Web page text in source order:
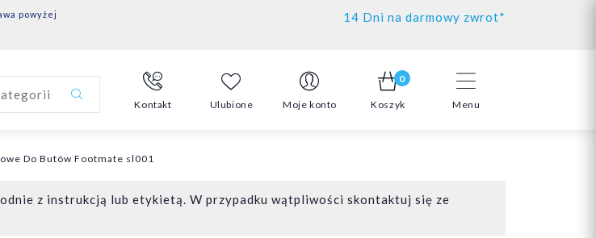
powyżej
14 Dni na darmowy zwrot*
Menu
Kontakt Ulubione Moje konto
0
Koszyk
Do Butów Footmate sl001
z instrukcją lub etykietą. W przypadku wątpliwości skontaktuj się ze